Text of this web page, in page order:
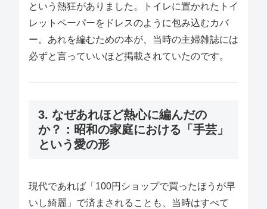
という熱狂がありました。トイレに置かれたトイ
レットペーパーをドレスのように包み込むカバ
ー。あれを編むための本が、当時の主婦雑誌には
必ずと言っていいほど掲載されていたのです。
3. なぜあれほど熱心に編んだの
か？：昭和の家庭における「手芸」
という愛の形
現代であれば「100円ショップで買ったほうが早
いし綺麗」で済まされることも、当時はすべて